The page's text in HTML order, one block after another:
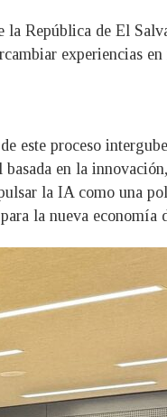
República de El
experiencias en
este proceso
en la
la IA como una
la nueva economía